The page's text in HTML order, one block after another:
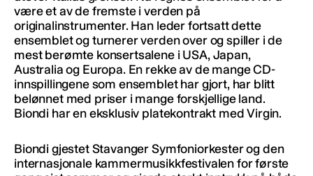
være et av de fremste i verden på
originalinstrumenter. Han leder fortsatt dette
ensemblet og turnerer verden over og spiller i de
mest berømte konsertsalene i USA, Japan,
Australia og Europa. En rekke av de mange CD-
innspillingene som ensemblet har gjort, har blitt
belønnet med priser i mange forskjellige land.
Biondi har en eksklusiv platekontrakt med Virgin.
Biondi gjestet Stavanger Symfoniorkester og den
internasjonale kammermusikkfestivalen for første